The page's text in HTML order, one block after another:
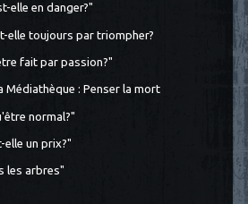
elle en danger?"
elle toujours par triompher?
fait par passion?"
Médiathèque : Penser la mort
normal?"
elle un prix?"
les arbres"